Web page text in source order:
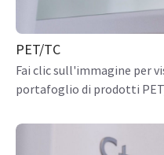
PET/TC
Fai clic sull'immagine per
portafoglio di prodotti